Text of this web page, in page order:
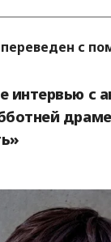
с
интервью с